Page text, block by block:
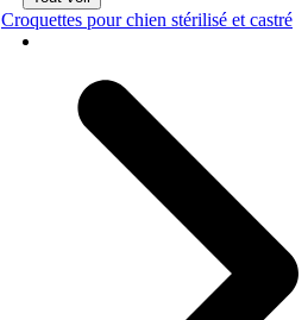
Croquettes pour chien stérilisé et castré